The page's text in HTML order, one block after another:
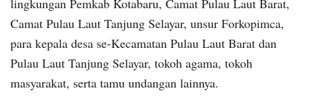
lingkungan Pemkab Kotabaru, Camat Pulau Laut Barat,
Camat Pulau Laut Tanjung Selayar, unsur Forkopimca,
para kepala desa se-Kecamatan Pulau Laut Barat dan
Pulau Laut Tanjung Selayar, tokoh agama, tokoh
masyarakat, serta tamu undangan lainnya.